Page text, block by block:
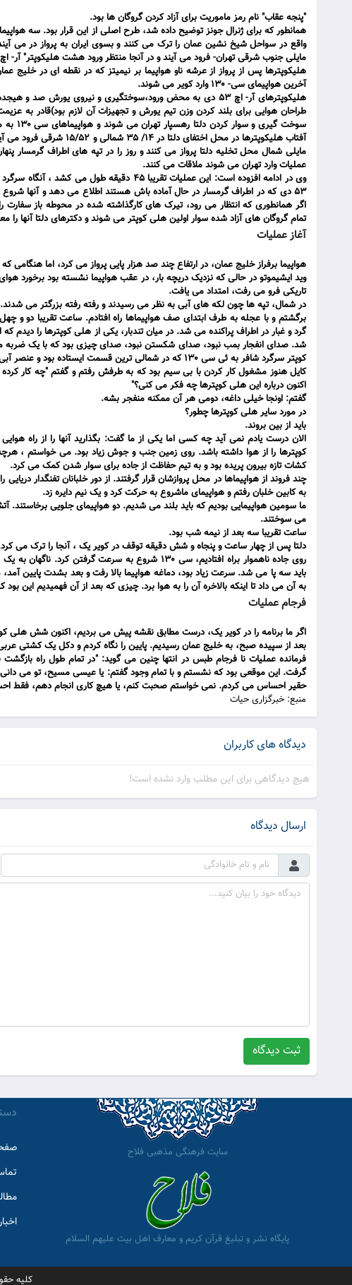
"پنجه عقاب" نام رمز ماموریت برای آزاد کردن گروگان ها بود.
مایلی جنوب شرقی تهران- فرود می آیند و در آنجا منتظر ورود هشت هلیکوپتر" آر- اچ 53 دی" می
هلیکوپترها پس از پرواز از عرشه ناو هواپیما بر نیمیتز که در نقطه ای در خلیج
آخرین هواپیمای سی- 130 وارد کویر می شوند.
هلیکوپترهای آر- اچ 53 دی به محض ورود،‌سوختگیری و نیروی
طراحان هوایی برای بلند کردن وزن تیم یورش و تجهیزات آن لازم بود)قادر به
سوخت
مایلی شمال محل تخلیه دلتا پرواز می کنند و روز را در تپه های اطراف گرمسار
عملیات وارد تهران می شوند ملاقات می کنند.
وی در ادامه افزوده است: این عملیات تقریبا
53 دی که در اطراف گرمسار در حال‌ آماده باش هستند اطلاع می دهد و آنها
اگر همانطوری که انتظار می رود، تیرک های کارگذاشته شده در محوطه باز
تمام گروگان های آزاد شده سوار اولین هلی کوپتر می شوند و دکترهای دلتا آنها را
آغاز عملیات
هواپیما برفراز خلیج عمان، در ارتفاع چند صد هزار پایی پرواز می کرد، اما هنگامی
وید ایشیموتو در حالی که نزدیک دریچه بار، در عقب هواپیما نشسته بود برخورد
تاریکی فرو می رفت، امتداد می یافت.
در شمال، تپه ها چون لکه های آبی به نظر می رسیدند و رفته رفته بزرگتر می
گرد و غبار در اطراف پراکنده می شد. در میان تندبار، یکی از هلی کوپترها را
شد. صدای انفجار بمب نبود، صدای شکستن نبود، صدای چیزی بود که با یک ضربه
کوپتر سرگرد شافر به ئی سی 130 که در شمالی ترین قسمت ایستاده بود و عنصر آبی را تازه سوار کرده بود، برخورد کرد.
کایل هنوز مشغول کار کردن با بی سیم بود که به طرفش رفتم و گفتم "چه کار
اکنون درباره این هلی کوپترها چه فکر می کنی؟"
گفتم: اونجا خیلی داغه، دومی هر آن ممکنه منفجر بشه.
در مورد سایر هلی کوپترها چطور؟
باید از بین بروند.
الان درست یادم نمی آید چه کسی اما یکی از ما گفت: بگذارید آنها را از راه
کوپترها را از هوا داشته باشد. روی زمین جنب و جوش زیاد بود. می خواستم ،
کشات تازه بیرون پریده بود و به تیم حفاظت از جاده برای سوار شدن کمک می کرد.
چند فروند از هواپیماها در محل پروازشان قرار گرفتند. از دور خلبانان تفنگدار
به کابین خلبان رفتم و هواپیمای ماشروع به حرکت کرد و یک نیم دایره زد.
می سوختند.
ساعت تقریبا سه بعد از نیمه شب بود.
دلتا پس از چهار ساعت و پنجاه و شش دقیقه توقف در کویر یک ، آنجا را ترک می
روی جاده ناهموار براه افتادیم، سی 130 شروع به
باید سه پا می شد. سرعت زیاد بود، دماغه هواپیما بالا رفت و بعد بشدت پایین
به آن می داد تا اینکه بالاخره آن را به هوا برد. چیزی که بعد از آن فهمیدیم این
فرجام عملیات
اگر ما برنامه را در کویر یک، درست مطابق نقشه پیش می بردیم، اکنون شش هلی
بعد از سپیده صبح، به خلیج عمان رسیدیم. پایین را نگاه کردم و دکل یک کشتی
فرمانده عملیات نا فرجام طبس در انتها چنین می گوید: "در تمام طول راه
گرفت. این موقعی بود که نشستم و با تمام وجود گفتم: یا عیسی مسیح، تو می
حقیر احساس می کردم. نمی خواستم صحبت کنم،‌ یا هیچ کاری انجام دهم، فقط
منبع: خبرگزاری حیات
دیدگاه های کاربران
هیچ دیدگاهی برای این مطلب وارد نشده است!
ارسال دیدگاه
ثبت دیدگاه
سایت فرهنگی مذهبی فلاح
پایگاه نشر و تبلیغ قرآن کریم و معارف اهل بیت علیهم السلام
کلیه